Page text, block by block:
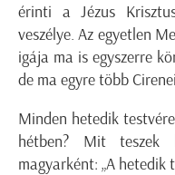
érinti a Jézus
veszélye. Az egyetlen
igája ma is egyszerre
de ma egyre több
Minden hetedik
hétben? Mit teszek
magyarként: „A hetedik